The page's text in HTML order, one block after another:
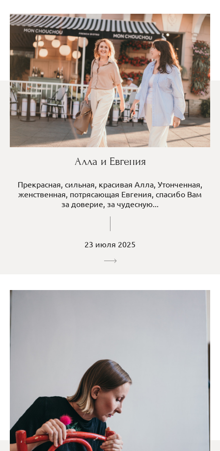
Алла и Евгения
Прекрасная, сильная, красивая Алла, Утонченная,
женственная, потрясающая Евгения, спасибо Вам
за доверие, за чудесную...
23 июля 2025